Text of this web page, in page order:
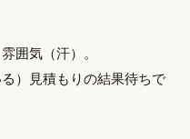
囲気（汗）。
）見積もりの結果待ちで